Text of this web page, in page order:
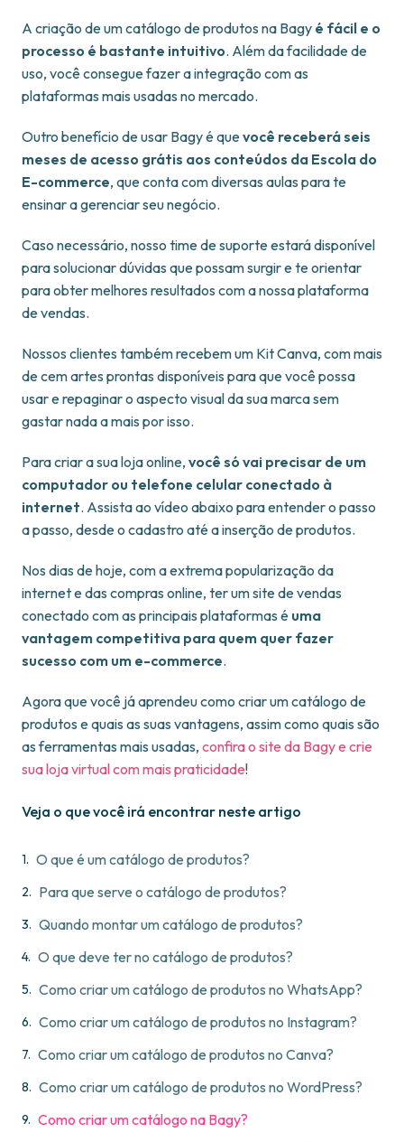
A criação de um catálogo de produtos na Bagy é fácil e o
processo é bastante intuitivo. Além da facilidade de
uso, você consegue fazer a integração com as
plataformas mais usadas no mercado.
Outro benefício de usar Bagy é quevocê receberá seis
meses de acesso grátis aos conteúdos da Escola do
E-commerce, que conta com diversas aulas para te
ensinar a gerenciar seu negócio.
Caso necessário, nosso time de suporte estará disponível
para solucionar dúvidas que possam surgir e te orientar
para obter melhores resultados com a nossa plataforma
de vendas.
Nossos clientes também recebem um Kit Canva, com mais
de cem artes prontas disponíveis para que você possa
usar e repaginar o aspecto visual da sua marca sem
gastar nada a mais por isso.
Para criar a sua loja online, você só vai precisar de um
computador ou telefone celular conectado à
internet. Assista ao vídeo abaixo para entender o passo
a passo, desde o cadastro até a inserção de produtos.
Nos dias de hoje, com a extrema popularização da
internet e das compras online, ter um site de vendas
conectado com as principais plataformas é uma
vantagem competitiva para quem quer fazer
sucesso com um e-commerce.
Agora que você já aprendeu como criar um catálogo de
produtos e quais as suas vantagens, assim como quais são
as ferramentas mais usadas, confira o site da Bagy e crie
sua loja virtual commais praticidade!
Veja o que você irá encontrar neste artigo
O que é um catálogo de produtos?
Para que serve o catálogo de produtos?
Quando montar um catálogo de produtos?
O que deve ter no catálogo de produtos?
Como criar um catálogo de produtos no WhatsApp?
Como criar um catálogo de produtos no Instagram?
Como criar um catálogo de produtos no Canva?
Como criar um catálogo de produtos no WordPress?
Como criar um catálogo na Bagy?